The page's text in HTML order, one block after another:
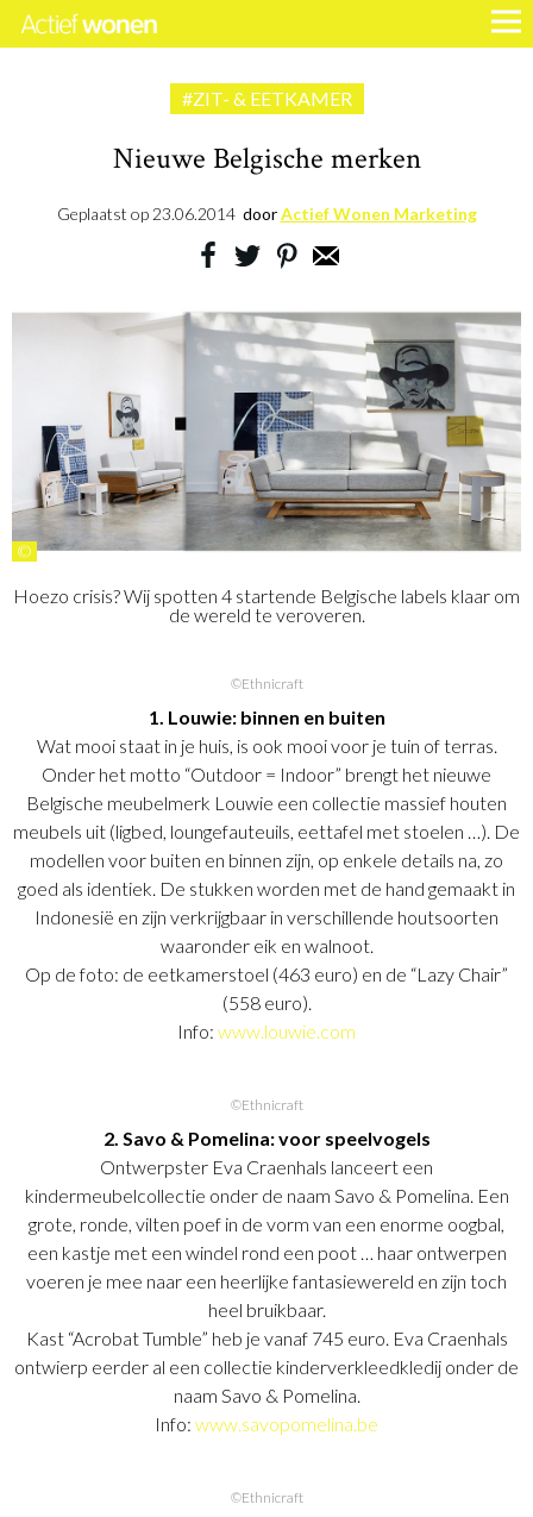
#ZIT- & EETKAMER
Nieuwe Belgische merken
Geplaatst op 23.06.2014 doorActief Wonen Marketing
©
Hoezo crisis? Wij spotten 4 startende Belgische labels klaar om
de wereld te veroveren.
©Ethnicraft
1. Louwie: binnen en buiten
Wat mooi staat in je huis, is ook mooi voor je tuin of terras.
Onder het motto “Outdoor = Indoor” brengt het nieuwe
Belgische meubelmerk Louwie een collectie massief houten
meubels uit (ligbed, loungefauteuils, eettafel met stoelen …). De
modellen voor buiten en binnen zijn, op enkele details na, zo
goed als identiek. De stukken worden met de hand gemaakt in
Indonesië en zijn verkrijgbaar in verschillende houtsoorten
waaronder eik en walnoot.
Op de foto: de eetkamerstoel (463 euro) en de “Lazy Chair”
(558 euro).
Info: www.louwie.com
©Ethnicraft
2. Savo & Pomelina: voor speelvogels
Ontwerpster Eva Craenhals lanceert een
kindermeubelcollectie onder de naam Savo & Pomelina. Een
grote, ronde, vilten poef in de vorm van een enorme oogbal,
een kastje met een windel rond een poot … haar ontwerpen
voeren je mee naar een heerlijke fantasiewereld en zijn toch
heel bruikbaar.
Kast “Acrobat Tumble” heb je vanaf 745 euro. Eva Craenhals
ontwierp eerder al een collectie kinderverkleedkledij onder de
naam Savo & Pomelina.
Info: www.savopomelina.be
©Ethnicraft